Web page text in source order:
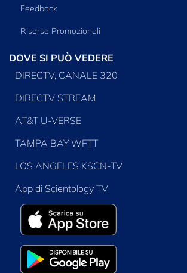
Feedback
Risorse Promozionali
DOVE SI PUÒ VEDERE
DIRECTV, CANALE 320
DIRECTV STREAM
AT&T U-VERSE
TAMPA BAY WFTT
LOS ANGELES KSCN-TV
App di Scientology TV